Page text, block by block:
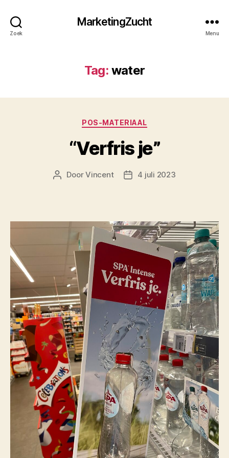
Zoek
MarketingZucht
Menu
Tag: water
Categorieën
POS-MATERIAAL
“Verfris je”
Berichtauteur
DoorVincent Berichtdatum
4 juli 2023